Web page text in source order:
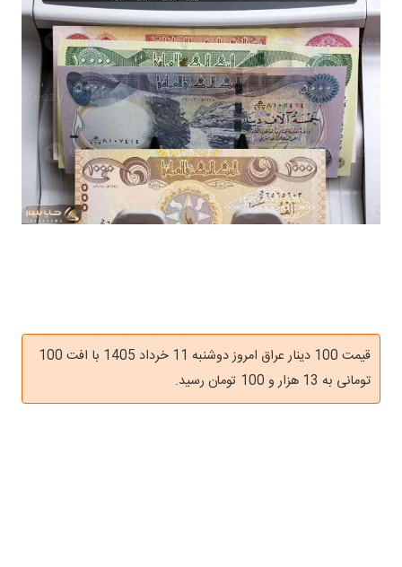
قیمت 100 دینار عراق امروز دوشنبه 11 خرداد 1405 با افت 100
تومانی به 13 هزار و 100 تومان رسید.